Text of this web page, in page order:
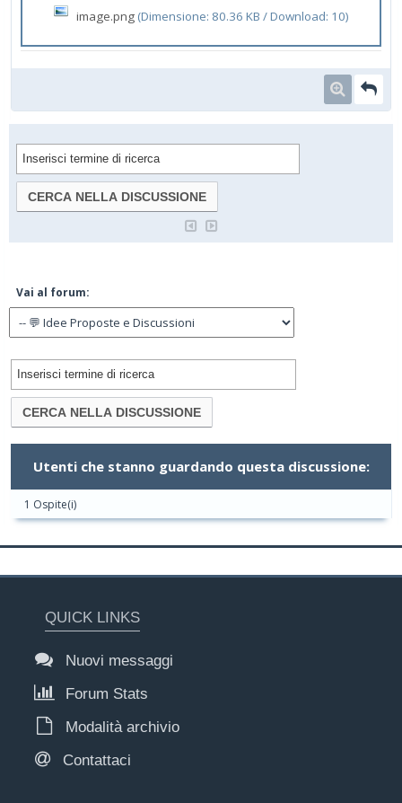
image.png(Dimensione: 80.36 KB / Download: 10)
Vai al forum:
Utenti che stanno guardando questa discussione:
1 Ospite(i)
QUICK LINKS
Nuovi messaggi
Forum Stats
Modalità archivio
Contattaci